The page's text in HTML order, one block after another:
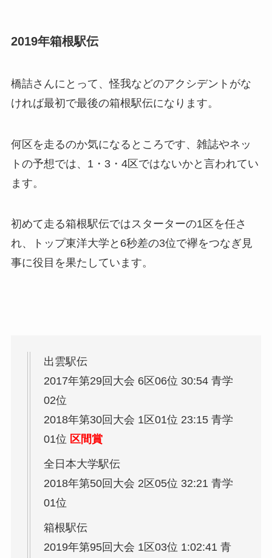
2019年箱根駅伝
橋詰さんにとって、怪我などのアクシデントがな
ければ最初で最後の箱根駅伝になります。
何区を走るのか気になるところです、雑誌やネッ
トの予想では、1・3・4区ではないかと言われてい
ます。
初めて走る箱根駅伝ではスターターの1区を任さ
れ、トップ東洋大学と6秒差の3位で襷をつなぎ見
事に役目を果たしています。
出雲駅伝
2017年第29回大会 6区06位 30:54 青学
02位
2018年第30回大会 1区01位 23:15 青学
01位 区間賞
全日本大学駅伝
2018年第50回大会 2区05位 32:21 青学
01位
箱根駅伝
2019年第95回大会 1区03位 1:02:41 青